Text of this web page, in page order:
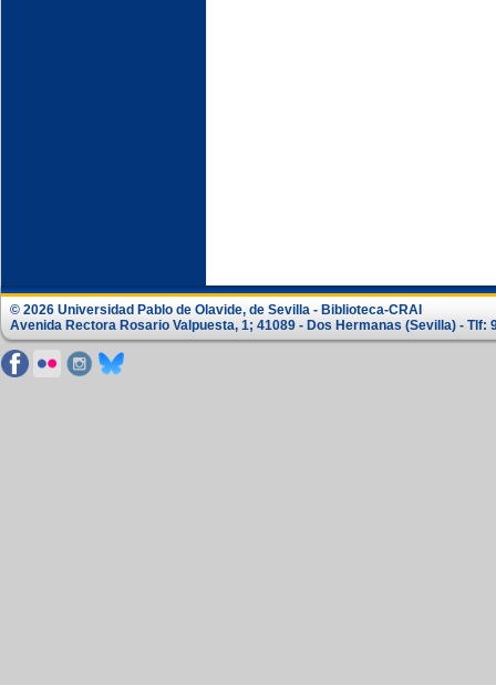
© 2026 Universidad Pablo de Olavide, de Sevilla - Biblioteca-CRAI
Avenida Rectora Rosario Valpuesta, 1; 41089 - Dos Hermanas (Sevilla) - Tlf: